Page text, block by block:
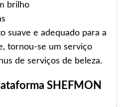
brilho
suave e adequado para a
tornou-se um serviço
de serviços de beleza.
SHEFMON